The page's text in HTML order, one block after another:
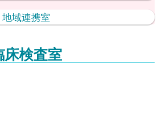
地域連携室
床検査室